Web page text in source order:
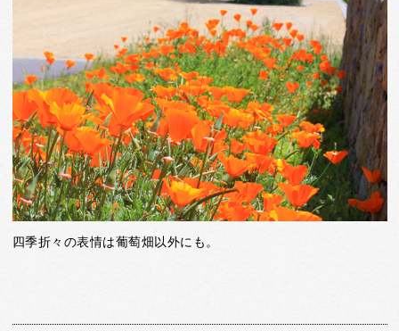
四季折々の表情は葡萄畑以外にも。